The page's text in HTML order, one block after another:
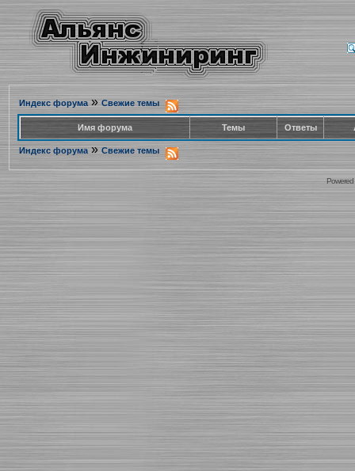
Индекс форума» Свежие темы
Имя форума Темы Ответы
Индекс форума » Свежие темы